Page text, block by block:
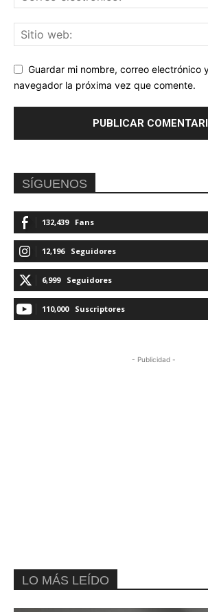
Guardar mi nombre, correo electrónico
navegador la próxima vez que comente.
SÍGUENOS
132,439 Fans
12,196 Seguidores
6,999 Seguidores
110,000 Suscriptores
- Publicidad -
LO MÁS LEÍDO